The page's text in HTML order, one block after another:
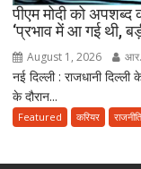
पीएम मोदी को अपशब्द
‘प्रभाव में आ गई थी,
August 1, 2026 आर.
नई दिल्ली : राजधानी
के दौरान...
Featured करियर